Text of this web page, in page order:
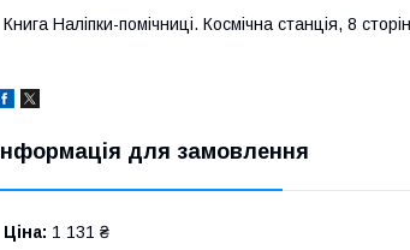
Книга Наліпки-помічниці. Космічна станція, 8
Інформація для замовлення
Ціна: 1 131 ₴